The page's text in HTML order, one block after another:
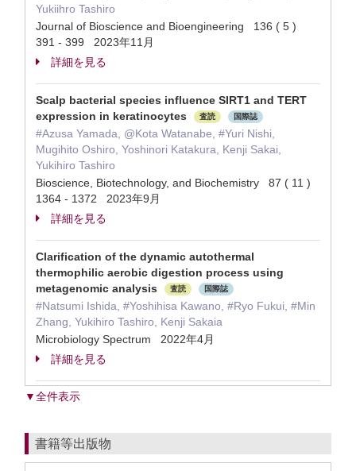
Yukiihro Tashiro
Journal of Bioscience and Bioengineering 136 ( 5 )
391 - 399 2023年11月
詳細を見る
Scalp bacterial species influence SIRT1 and TERT
expression in keratinocytes
査読 国際誌
#Azusa Yamada, @Kota Watanabe, #Yuri Nishi,
Mugihito Oshiro, Yoshinori Katakura, Kenji Sakai,
Yukihiro Tashiro
Bioscience, Biotechnology, and Biochemistry 87 ( 11 )
1364 - 1372 2023年9月
詳細を見る
Clarification of the dynamic autothermal
thermophilic aerobic digestion process using
metagenomic analysis
査読 国際誌
#Natsumi Ishida, #Yoshihisa Kawano, #Ryo Fukui, #Min
Zhang, Yukihiro Tashiro, Kenji Sakaia
Microbiology Spectrum 2022年4月
詳細を見る
▼全件表示
書籍等出版物